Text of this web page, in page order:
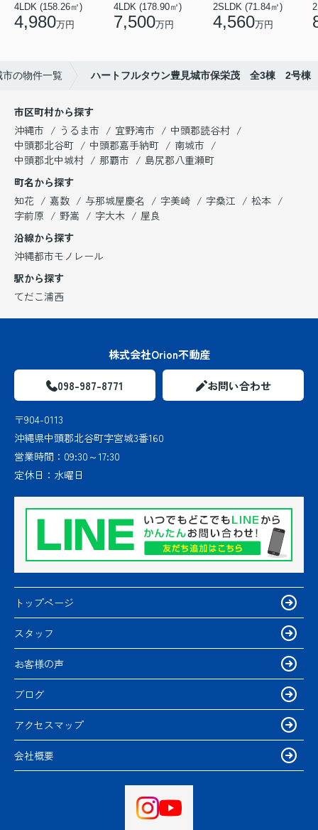
4LDK (158.26㎡)
4,980万円
4LDK (178.90㎡)
7,500万円
2SLDK (71.84㎡)
4,560万円
市の物件一覧 ハートフルタウン豊見城市保栄茂 全3棟 2号棟
市区町村から探す
沖縄市
うるま市 宜野湾市
中頭郡読谷村
中頭郡北谷町
中頭郡嘉手納町
南城市
中頭郡北中城村
那覇市
島尻郡八重瀬町
町名から探す
知花
嘉数 与那城屋慶名 字美崎 字桑江
松本
字前原
野嵩 字大木
屋良
沿線から探す
沖縄都市モノレール
駅から探す
てだこ浦西
株式会社Orion不動産
098-987-8771 お問い合わせ
〒904-0113
沖縄県中頭郡北谷町字宮城3番160
営業時間： 09:30～17:30
定休日： 水曜日
トップページ
スタッフ
お客様の声
ブログ
アクセスマップ
会社概要